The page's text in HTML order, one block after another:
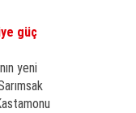
güç
yeni